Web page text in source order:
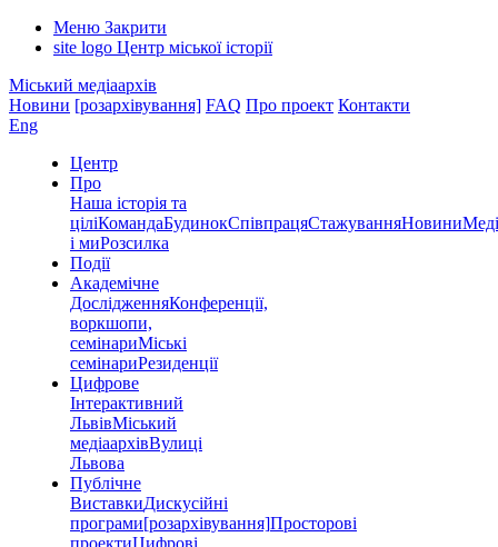
Меню Закрити
site logo Центр міської історії
Міський медіаархів
Новини [розархівування] FAQ Про проект Контакти
Eng
Центр
Про
Наша історія та
ціліКомандаБудинокСпівпрацяСтажуванняНовини
і миРозсилка
Події
Академічне
ДослідженняКонференції,
воркшопи,
семінариМіські
семінариРезиденції
Цифрове
Інтерактивний
ЛьвівМіський
медіаархівВулиці
Львова
Публічне
ВиставкиДискусійні
програми[розархівування]Просторові
проектиЦифрові